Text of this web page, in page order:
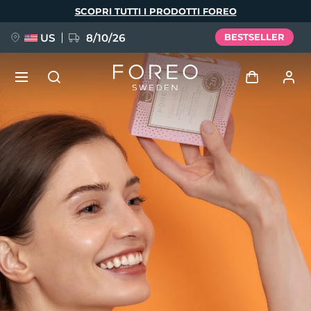
SCOPRI TUTTI I PRODOTTI FOREO
US 8/10/26 BESTSELLER
Profilo utente
I miei dispositivi
I miei ordini
I miei indirizzi
I miei abbonamenti
NUOVO
FAQ™ Pure Beauty-Tech Elixir
BREAKING NEWS
issa™ Teeth Whitening Set
Lingua
English Deutsch
Español
Français
Italiano
Português
Polski
Svenska
Türkçe
简体中文